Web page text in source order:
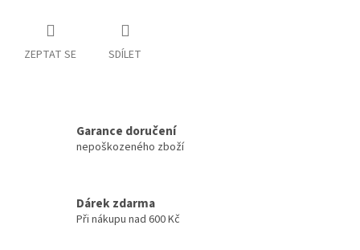
ZEPTAT SE SDÍLET
Garance doručení
nepoškozeného zboží
Dárek zdarma
Při nákupu nad 600 Kč